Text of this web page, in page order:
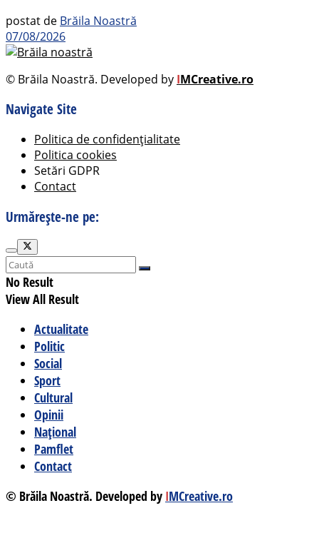
postat de Brăila Noastră
07/08/2026
© Brăila Noastră. Developed by IMCreative.ro
Navigate Site
Politica de confidențialitate
Politica cookies
Setări GDPR
Contact
Urmărește-ne pe:
No Result
View All Result
Actualitate
Politic
Social
Sport
Cultural
Opinii
Național
Pamflet
Contact
© Brăila Noastră. Developed by IMCreative.ro